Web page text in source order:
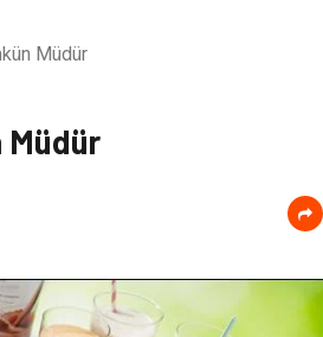
Müdür
Müdür